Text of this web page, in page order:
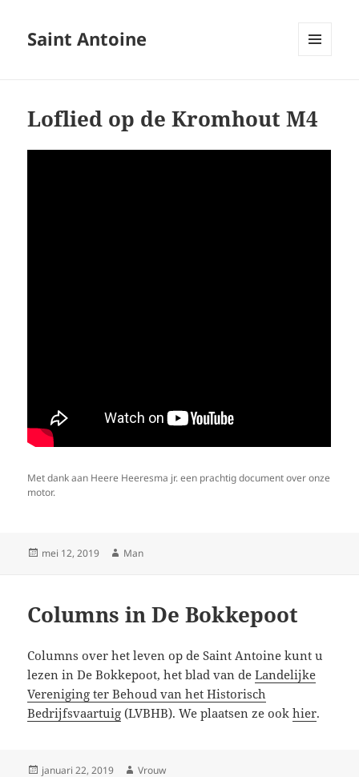
Saint Antoine
Loflied op de Kromhout M4
Met dank aan Heere Heeresma jr. een prachtig document over onze
motor.
Geplaatst
mei 12, 2019 Auteur
Man
Columns in De Bokkepoot
Columns over het leven op de Saint Antoine kunt u
lezen in De Bokkepoot, het blad van deLandelijke
Vereniging ter Behoud van het Historisch
Bedrijfsvaartuig (LVBHB). We plaatsen ze ookhier.
Geplaatst
januari 22, 2019 Auteur
Vrouw